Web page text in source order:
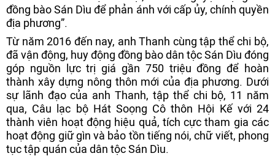
đồng bào Sán Dìu để phản ánh với cấp ủy, chính quyền
địa phương”.
Từ năm 2016 đến nay, anh Thanh cùng tập thể chi bộ,
đã vận động, huy động đồng bào dân tộc Sán Dìu đóng
góp nguồn lực trị giá gần 750 triệu đồng để hoàn
thành xây dựng nông thôn mới của địa phương. Dưới
sự lãnh đạo của anh Thanh, tập thể chi bộ, 11 năm
qua, Câu lạc bộ Hát Soọng Cô thôn Hội Kế với 24
thành viên hoạt động hiệu quả, tích cực tham gia các
hoạt động giữ gìn và bảo tồn tiếng nói, chữ viết, phong
tục tập quán của dân tộc Sán Dìu.